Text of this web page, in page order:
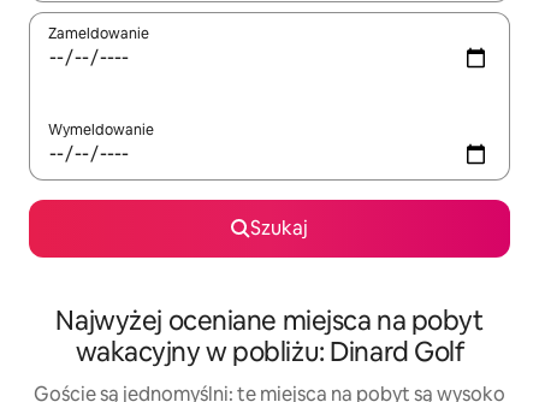
Zameldowanie
Wymeldowanie
Szukaj
Najwyżej oceniane miejsca na pobyt
wakacyjny w pobliżu: Dinard Golf
Goście są jednomyślni: te miejsca na pobyt są wysoko